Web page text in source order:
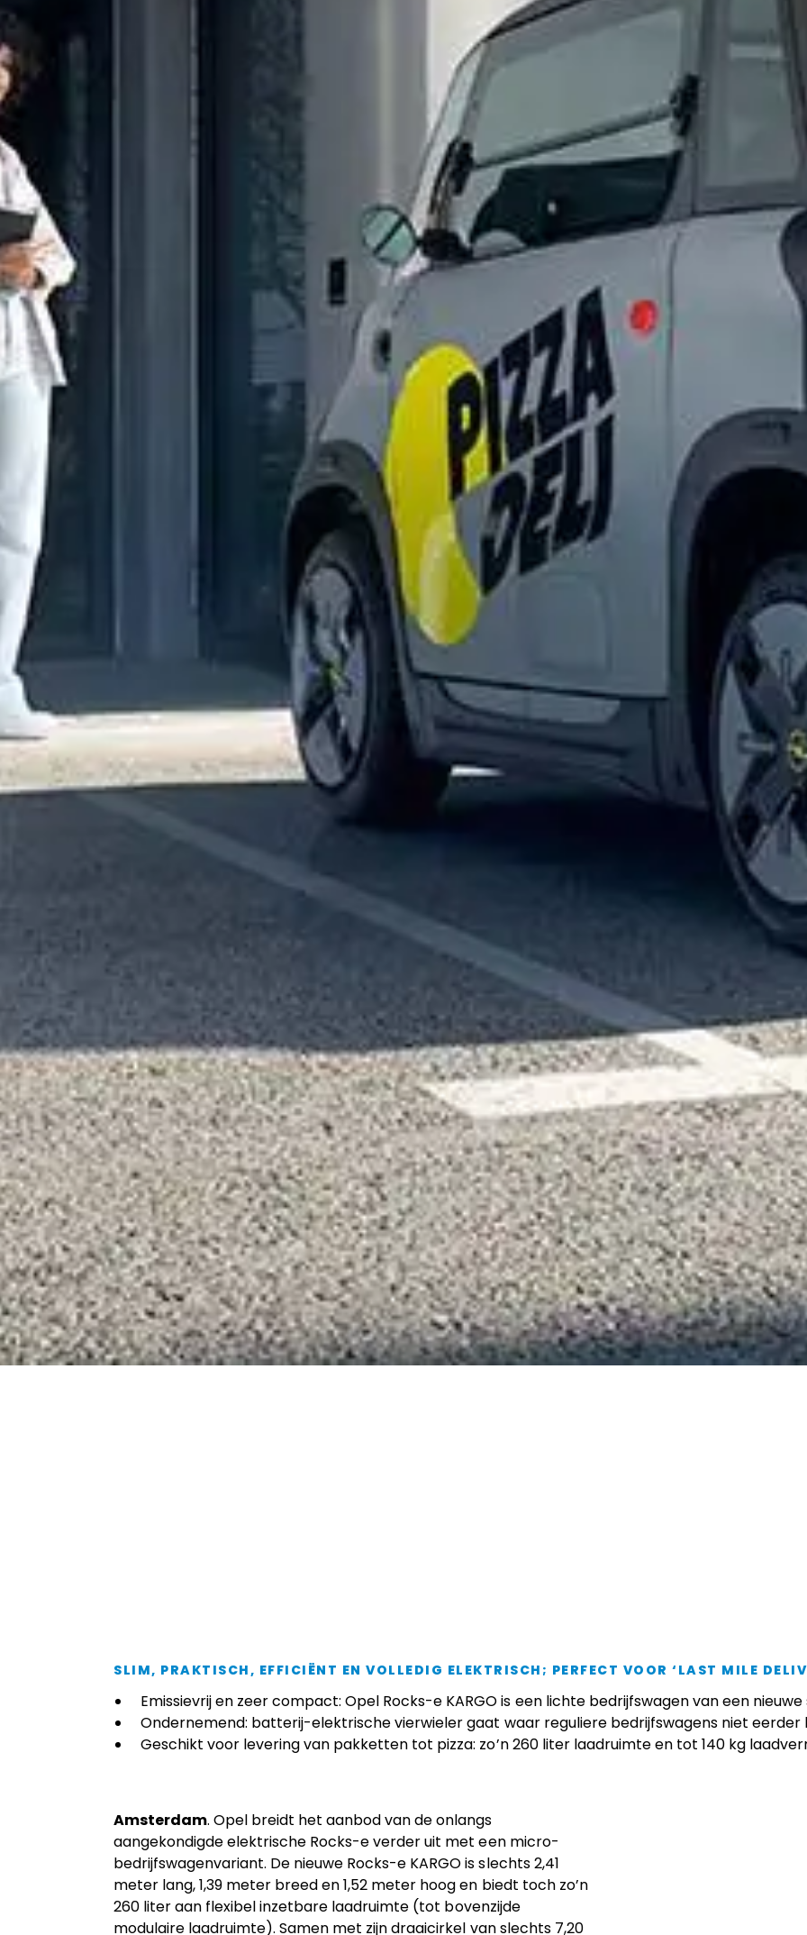
SLIM, PRAKTISCH, EFFICIËNT EN VOLLEDIG ELEKTRISCH; PERFECT VOOR ‘LAST MILE
Emissievrij en zeer compact: Opel Rocks-e KARGO is een lichte bedrijfswagen van een
Ondernemend: batterij-elektrische vierwieler gaat waar reguliere bedrijfswagens niet eerder
Geschikt voor levering van pakketten tot pizza: zo’n 260 liter laadruimte en tot 140 kg
Amsterdam. Opel breidt het aanbod van de onlangs
aangekondigde elektrische Rocks-e verder uit met een micro-
bedrijfswagenvariant. De nieuwe Rocks-e KARGO is slechts 2,41
meter lang, 1,39 meter breed en 1,52 meter hoog en biedt toch zo’n
260 liter aan flexibel inzetbare laadruimte (tot bovenzijde
modulaire laadruimte). Samen met zijn draaicirkel van slechts 7,20